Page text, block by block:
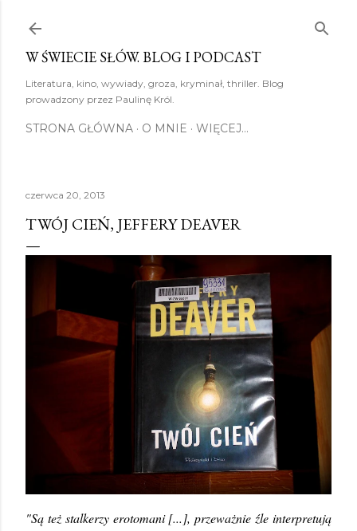
W ŚWIECIE SŁÓW. BLOG I PODCAST
Literatura, kino, wywiady, groza, kryminał, thriller. Blog
prowadzony przez Paulinę Król.
STRONA GŁÓWNA O MNIE WIĘCEJ…
czerwca 20, 2013
TWÓJ CIEŃ, JEFFERY DEAVER
"Są też stalkerzy erotomani [...], przeważnie źle interpretują